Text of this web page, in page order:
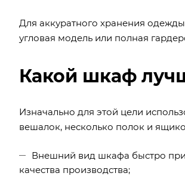
Для аккуратного хранения
угловая модель или полная
Какой шкаф
Изначально для этой цели
вешалок, несколько полок и
Внешний вид шкафа быстро
качества производства;